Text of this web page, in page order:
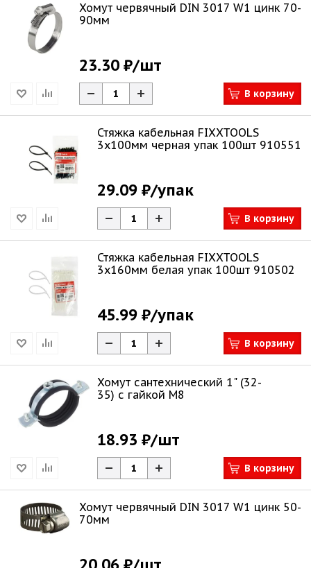
Хомут червячный DIN 3017 W1 цинк 70-
90мм
23.30 ₽/шт
В корзину
Стяжка кабельная FIXXTOOLS
3х100мм черная упак 100шт 910551
29.09 ₽/упак
В корзину
Стяжка кабельная FIXXTOOLS
3х160мм белая упак 100шт 910502
45.99 ₽/упак
В корзину
Хомут сантехнический 1" (32-
35) с гайкой М8
18.93 ₽/шт
В корзину
Хомут червячный DIN 3017 W1 цинк 50-
70мм